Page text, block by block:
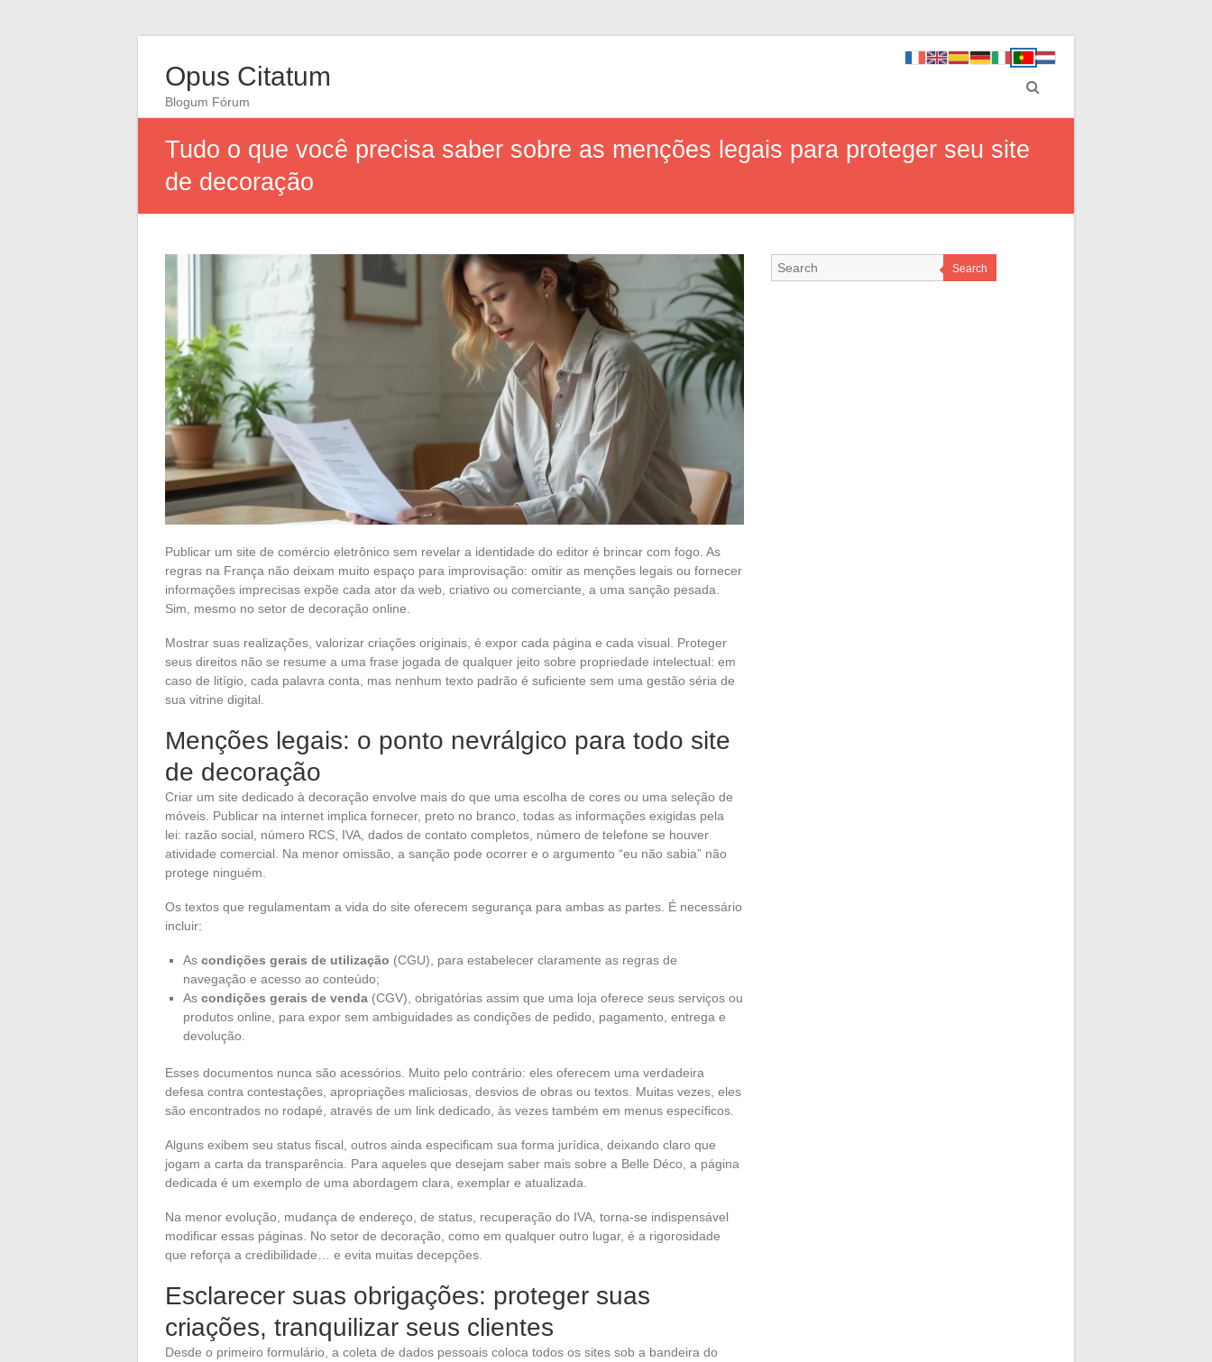
Opus Citatum
Blogum Fórum
Tudo o que você precisa saber sobre as menções legais para proteger seu site
de decoração
Publicar um site de comércio eletrônico sem revelar a identidade do editor é brincar com fogo. As
regras na França não deixam muito espaço para improvisação: omitir as menções legais ou fornecer
informações imprecisas expõe cada ator da web, criativo ou comerciante, a uma sanção pesada.
Sim, mesmo no setor de decoração online.
Mostrar suas realizações, valorizar criações originais, é expor cada página e cada visual. Proteger
seus direitos não se resume a uma frase jogada de qualquer jeito sobre propriedade intelectual: em
caso de litígio, cada palavra conta, mas nenhum texto padrão é suficiente sem uma gestão séria de
sua vitrine digital.
Menções legais: o ponto nevrálgico para todo site
de decoração
Criar um site dedicado à decoração envolve mais do que uma escolha de cores ou uma seleção de
móveis. Publicar na internet implica fornecer, preto no branco, todas as informações exigidas pela
lei: razão social, número RCS, IVA, dados de contato completos, número de telefone se houver
atividade comercial. Na menor omissão, a sanção pode ocorrer e o argumento “eu não sabia” não
protege ninguém.
Os textos que regulamentam a vida do site oferecem segurança para ambas as partes. É necessário
incluir:
As condições gerais de utilização (CGU), para estabelecer claramente as regras de
navegação e acesso ao conteúdo;
As condições gerais de venda (CGV), obrigatórias assim que uma loja oferece seus serviços ou
produtos online, para expor sem ambiguidades as condições de pedido, pagamento, entrega e
devolução.
Esses documentos nunca são acessórios. Muito pelo contrário: eles oferecem uma verdadeira
defesa contra contestações, apropriações maliciosas, desvios de obras ou textos. Muitas vezes, eles
são encontrados no rodapé, através de um link dedicado, às vezes também em menus específicos.
Alguns exibem seu status fiscal, outros ainda especificam sua forma jurídica, deixando claro que
jogam a carta da transparência. Para aqueles que desejam saber mais sobre a Belle Déco, a página
dedicada é um exemplo de uma abordagem clara, exemplar e atualizada.
Na menor evolução, mudança de endereço, de status, recuperação do IVA, torna-se indispensável
modificar essas páginas. No setor de decoração, como em qualquer outro lugar, é a rigorosidade
que reforça a credibilidade… e evita muitas decepções.
Esclarecer suas obrigações: proteger suas
criações, tranquilizar seus clientes
Desde o primeiro formulário, a coleta de dados pessoais coloca todos os sites sob a bandeira do
Search